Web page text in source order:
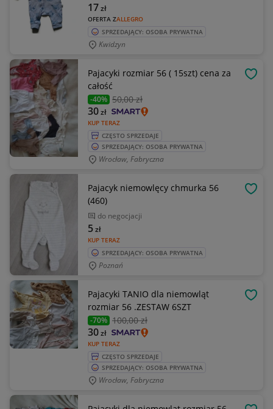
OFERTA ZALLEGRO
17zł
SPRZEDAJĄCY: OSOBA PRYWATNA
Kwidzyn
Pajacyki rozmiar 56 ( 15szt) cena za
całość
-40% 50,00 zł
KUP TERAZ
30zł
CZĘSTO SPRZEDAJE
SPRZEDAJĄCY: OSOBA PRYWATNA
Wrocław, Fabryczna
Pajacyk niemowlęcy chmurka 56
(460)
do negocjacji
KUP TERAZ
5zł
SPRZEDAJĄCY: OSOBA PRYWATNA
Poznań
Pajacyki TANIO dla niemowląt
rozmiar 56 .ZESTAW 6SZT
-70% 100,00 zł
KUP TERAZ
30zł
CZĘSTO SPRZEDAJE
SPRZEDAJĄCY: OSOBA PRYWATNA
Wrocław, Fabryczna